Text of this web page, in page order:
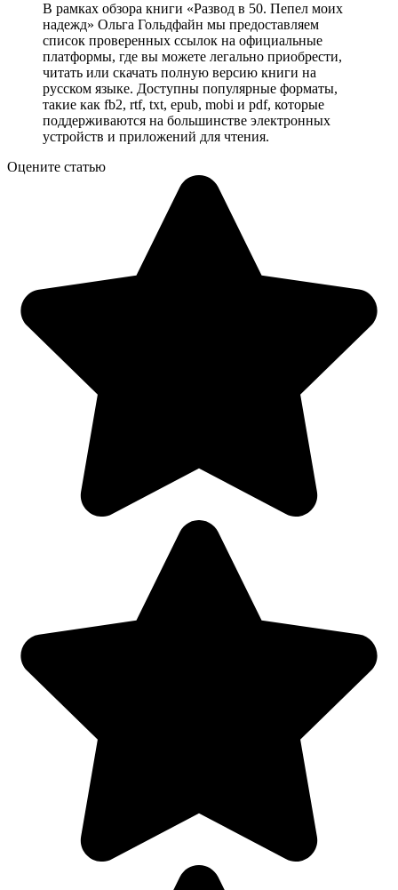
В рамках обзора книги «Развод в 50. Пепел моих
надежд» Ольга Гольдфайн мы предоставляем
список проверенных ссылок на официальные
платформы, где вы можете легально приобрести,
читать или скачать полную версию книги на
русском языке. Доступны популярные форматы,
такие как fb2, rtf, txt, epub, mobi и pdf, которые
поддерживаются на большинстве электронных
устройств и приложений для чтения.
Оцените статью